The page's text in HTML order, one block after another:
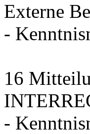
Externe
-
16
-